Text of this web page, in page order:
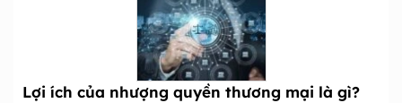
Lợi ích của nhượng quyền thương mại là gì?